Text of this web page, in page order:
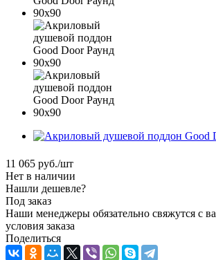
11 065 руб./шт
Нет в наличии
Нашли дешевле?
Под заказ
Наши менеджеры обязательно свяжутся с
условия заказа
Поделиться